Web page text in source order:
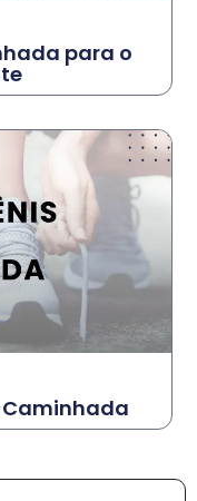
para o
Caminhada